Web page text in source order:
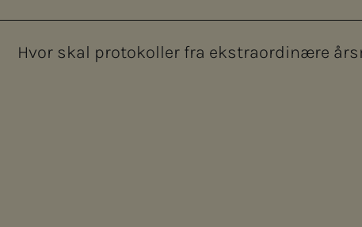
Hvor skal protokoller fra ekstraordinære